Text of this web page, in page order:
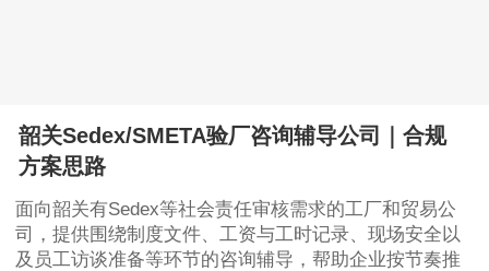
韶关Sedex/SMETA验厂咨询辅导公司｜合规
方案思路
面向韶关有Sedex等社会责任审核需求的工厂和贸易公
司，提供围绕制度文件、工资与工时记录、现场安全以
及员工访谈准备等环节的咨询辅导，帮助企业按节奏推